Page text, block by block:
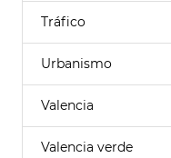
Tráfico
Urbanismo
Valencia
Valencia verde